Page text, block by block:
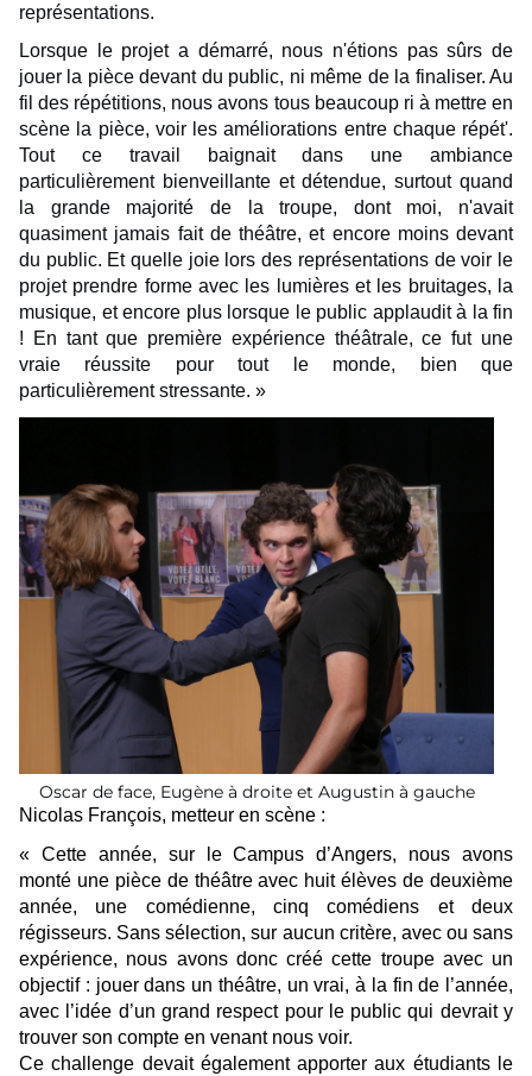
représentations.
Lorsque le projet a démarré, nous n'étions pas sûrs de
jouer la pièce devant du public, ni même de la finaliser. Au
fil des répétitions, nous avons tous beaucoup ri à mettre en
scène la pièce, voir les améliorations entre chaque répét'.
Tout ce travail baignait dans une ambiance
particulièrement bienveillante et détendue, surtout quand
la grande majorité de la troupe, dont moi, n'avait
quasiment jamais fait de théâtre, et encore moins devant
du public. Et quelle joie lors des représentations de voir le
projet prendre forme avec les lumières et les bruitages, la
musique, et encore plus lorsque le public applaudit à la fin
! En tant que première expérience théâtrale, ce fut une
vraie réussite pour tout le monde, bien que
particulièrement stressante. »
Oscar de face, Eugène à droite et Augustin à gauche
Nicolas François, metteur en scène :
« Cette année, sur le Campus d’Angers, nous avons
monté une pièce de théâtre avec huit élèves de deuxième
année, une comédienne, cinq comédiens et deux
régisseurs. Sans sélection, sur aucun critère, avec ou sans
expérience, nous avons donc créé cette troupe avec un
objectif : jouer dans un théâtre, un vrai, à la fin de l’année,
avec l’idée d’un grand respect pour le public qui devrait y
trouver son compte en venant nous voir.
Ce challenge devait également apporter aux étudiants le